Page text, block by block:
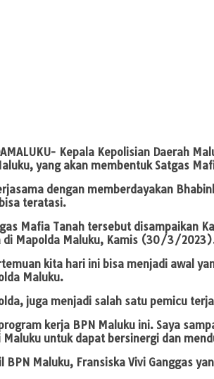
Kepala Kepolisian Daerah
yang akan membentuk Satgas
dengan memberdayakan
teratasi.
Mafia Tanah tersebut disampaikan
di Mapolda Maluku, Kamis (30/3/
kita hari ini bisa menjadi awal
Maluku.
juga menjadi salah satu pemicu
kerja BPN Maluku ini. Saya
untuk dapat bersinergi dan
BPN Maluku, Fransiska Vivi Ganggas